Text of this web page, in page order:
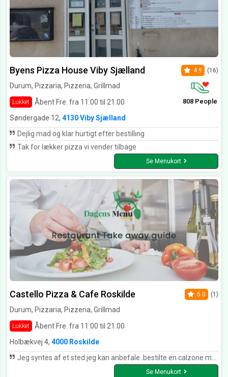
Byens Pizza House Viby Sjælland
Durum, Pizzaria, Pizzeria, Grillmad
Lukket Åbent Fre. fra 11:00 til 21:00
4.9 (16)
808 People
Søndergade 12, 4130 Viby Sjælland
Dejlig mad og klar hurtigt efter bestilling
Tak for lækker pizza vi vender tilbage
Se Menukort
Castello Pizza & Cafe Roskilde
Durum, Pizzaria, Pizzeria, Grillmad
Lukket Åbent Fre. fra 11:00 til 21:00
5.0 (1)
Holbækvej 4, 4000 Roskilde
Jeg syntes af et sted jeg kan anbefale .bestilte en calzone med skinke tog 26 minutter smagte dejligt fem ud af fem her. Betjening er også godt tog godt i mod mig og det Hele spiled bare så fem ud af fem her😃
Se Menukort